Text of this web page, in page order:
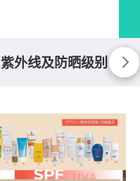
紫外线及防晒级别